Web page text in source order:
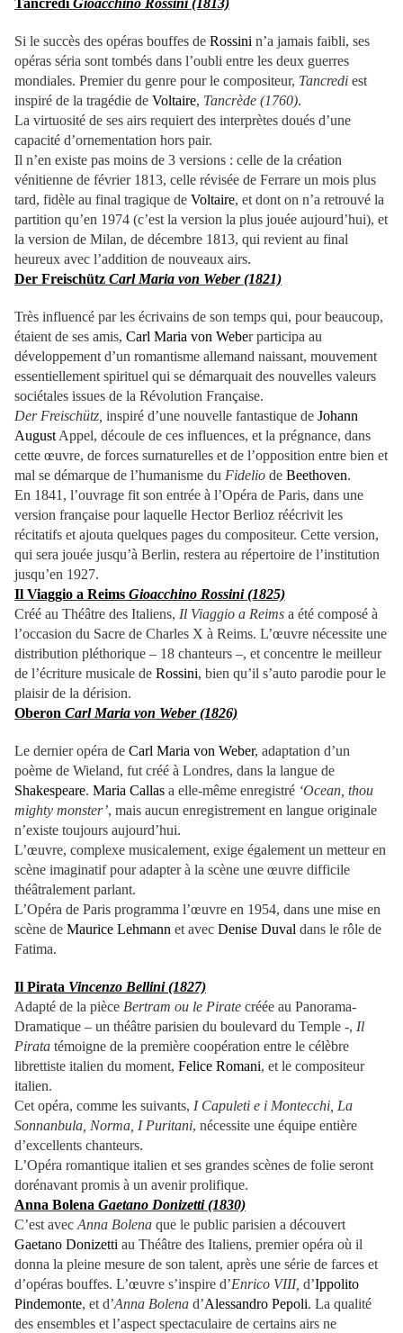
Tancredi Gioacchino Rossini (1813)
Si le succès des opéras bouffes de Rossini n’a jamais faibli, ses
opéras séria sont tombés dans l’oubli entre les deux guerres
mondiales. Premier du genre pour le compositeur, Tancredi est
inspiré de la tragédie de Voltaire, Tancrède (1760).
La virtuosité de ses airs requiert des interprètes doués d’une
capacité d’ornementation hors pair.
Il n’en existe pas moins de 3 versions : celle de la création
vénitienne de février 1813, celle révisée de Ferrare un mois plus
tard, fidèle au final tragique de Voltaire, et dont on n’a retrouvé la
partition qu’en 1974 (c’est la version la plus jouée aujourd’hui), et
la version de Milan, de décembre 1813, qui revient au final
heureux avec l’addition de nouveaux airs.
Der Freischütz Carl Maria von Weber (1821)
Très influencé par les écrivains de son temps qui, pour beaucoup,
étaient de ses amis, Carl Maria von Weber participa au
développement d’un romantisme allemand naissant, mouvement
essentiellement spirituel qui se démarquait des nouvelles valeurs
sociétales issues de la Révolution Française.
Der Freischütz, inspiré d’une nouvelle fantastique de Johann
August Appel, découle de ces influences, et la prégnance, dans
cette œuvre, de forces surnaturelles et de l’opposition entre bien et
mal se démarque de l’humanisme du Fidelio de Beethoven.
En 1841, l’ouvrage fit son entrée à l’Opéra de Paris, dans une
version française pour laquelle Hector Berlioz réécrivit les
récitatifs et ajouta quelques pages du compositeur. Cette version,
qui sera jouée jusqu’à Berlin, restera au répertoire de l’institution
jusqu’en 1927.
Il Viaggio a Reims Gioacchino Rossini (1825)
Créé au Théâtre des Italiens, Il Viaggio a Reims a été composé à
l’occasion du Sacre de Charles X à Reims. L’œuvre nécessite une
distribution pléthorique – 18 chanteurs –, et concentre le meilleur
de l’écriture musicale de Rossini, bien qu’il s’auto parodie pour le
plaisir de la dérision.
Oberon Carl Maria von Weber (1826)
Le dernier opéra de Carl Maria von Weber, adaptation d’un
poème de Wieland, fut créé à Londres, dans la langue de
Shakespeare. Maria Callas a elle-même enregistré ‘Ocean, thou
mighty monster’, mais aucun enregistrement en langue originale
n’existe toujours aujourd’hui.
L’œuvre, complexe musicalement, exige également un metteur en
scène imaginatif pour adapter à la scène une œuvre difficile
théâtralement parlant.
L’Opéra de Paris programma l’œuvre en 1954, dans une mise en
scène de Maurice Lehmann et avec Denise Duval dans le rôle de
Fatima.
Il Pirata Vincenzo Bellini (1827)
Adapté de la pièce Bertram ou le Pirate créée au Panorama-
Dramatique – un théâtre parisien du boulevard du Temple -, Il
Pirata témoigne de la première coopération entre le célèbre
librettiste italien du moment, Felice Romani, et le compositeur
italien.
Cet opéra, comme les suivants, I Capuleti e i Montecchi, La
Sonnanbula, Norma, I Puritani, nécessite une équipe entière
d’excellents chanteurs.
L’Opéra romantique italien et ses grandes scènes de folie seront
dorénavant promis à un avenir prolifique.
Anna Bolena Gaetano Donizetti (1830)
C’est avec Anna Bolena que le public parisien a découvert
Gaetano Donizetti au Théâtre des Italiens, premier opéra où il
donna la pleine mesure de son talent, après une série de farces et
d’opéras bouffes. L’œuvre s’inspire d’Enrico VIII, d’Ippolito
Pindemonte, et d’Anna Bolena d’Alessandro Pepoli. La qualité
des ensembles et l’aspect spectaculaire de certains airs ne